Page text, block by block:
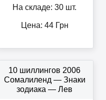
На складе: 30 шт.
Цена: 44Грн
10 шиллингов 2006
Сомалиленд — Знаки
зодиака — Лев